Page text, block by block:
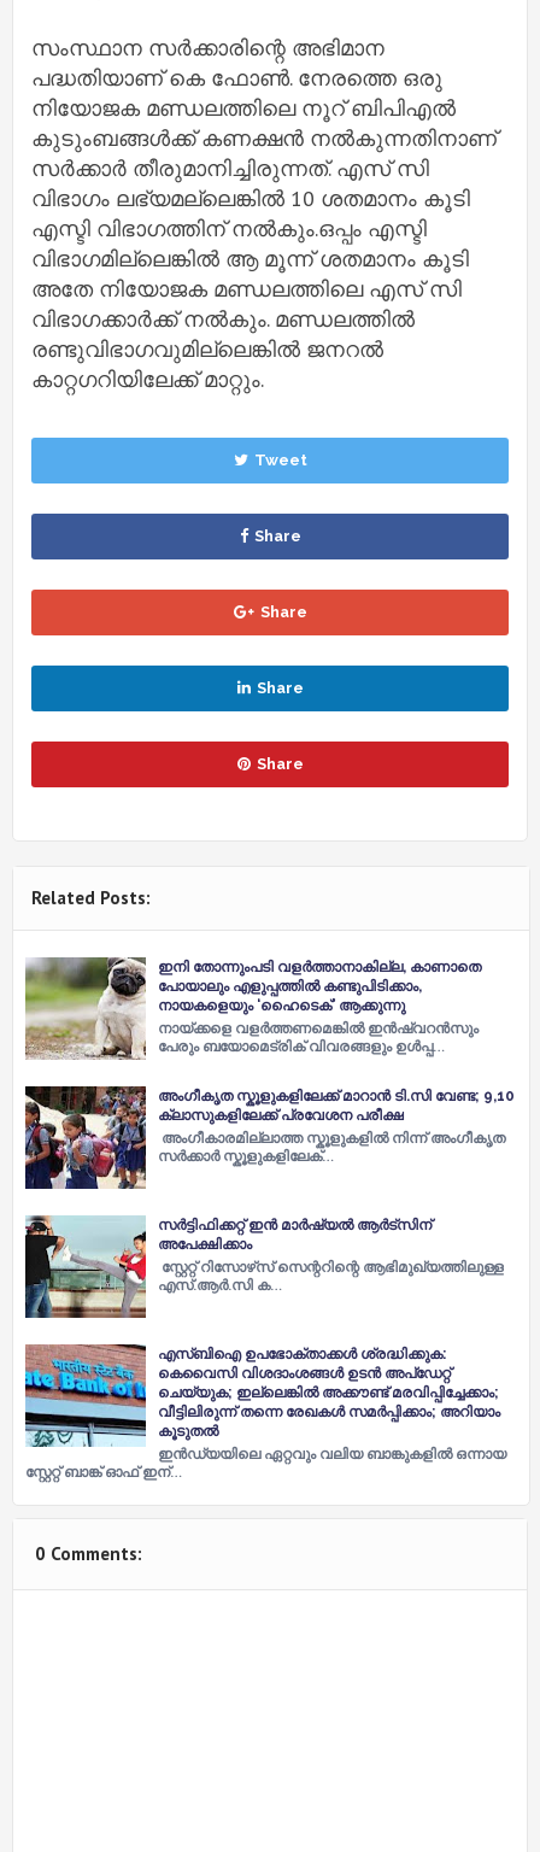
സംസ്ഥാന സര്‍ക്കാരിന്റെ അഭിമാന
പദ്ധതിയാണ് കെ ഫോണ്‍. നേരത്തെ ഒരു
നിയോജക മണ്ഡലത്തിലെ നൂറ് ബിപിഎല്‍
കുടുംബങ്ങള്‍ക്ക് കണക്ഷന്‍ നല്‍കുന്നതിനാണ്
സര്‍ക്കാര്‍ തീരുമാനിച്ചിരുന്നത്. എസ് സി
വിഭാഗം ലഭ്യമല്ലെങ്കില്‍ 10 ശതമാനം കൂടി
എസ്ടി വിഭാഗത്തിന് നല്‍കും.ഒപ്പം എസ്ടി
വിഭാഗമില്ലെങ്കില്‍ ആ മൂന്ന് ശതമാനം കൂടി
അതേ നിയോജക മണ്ഡലത്തിലെ എസ് സി
വിഭാഗക്കാര്‍ക്ക് നല്‍കും. മണ്ഡലത്തില്‍
രണ്ടുവിഭാഗവുമില്ലെങ്കില്‍ ജനറല്‍
കാറ്റഗറിയിലേക്ക് മാറ്റും.
Tweet
Share
Share
Share
Share
Related Posts:
ഇനി തോന്നുംപടി വളർത്താനാകില്ല, കാണാതെ
പോയാലും എളുപ്പത്തിൽ കണ്ടുപിടിക്കാം,
നായകളെയും ‘ഹെെടെക്’ ആക്കുന്നു
നായ്ക്കളെ വളർത്തണമെങ്കിൽ ഇൻഷ്വറൻസും
പേരും ബയോമെട്രിക് വിവരങ്ങളും ഉൾപ്പ…
അംഗീകൃത സ്കൂളുകളിലേക്ക് മാറാൻ ടി.സി വേണ്ട; 9,10
ക്ലാസുകളിലേക്ക് പ്രവേശന പരീക്ഷ
അംഗീകാരമില്ലാത്ത സ്കൂളുകളിൽ നിന്ന് അംഗീകൃത
സർക്കാർ സ്കൂളുകളിലേക്…
സര്‍ട്ടിഫിക്കറ്റ് ഇന്‍ മാര്‍ഷ്യല്‍ ആര്‍ട്‌സിന്
അപേക്ഷിക്കാം
സ്റ്റേറ്റ് റിസോഴ്‌സ് സെന്ററിന്റെ ആഭിമുഖ്യത്തിലുള്ള
എസ്.ആര്‍.സി ക…
എസ്ബിഐ ഉപഭോക്താക്കള്‍ ശ്രദ്ധിക്കുക:
കെവൈസി വിശദാംശങ്ങള്‍ ഉടന്‍ അപ്‌ഡേറ്റ്
ചെയ്യുക; ഇല്ലെങ്കില്‍ അക്കൗണ്ട് മരവിപ്പിച്ചേക്കാം;
വീട്ടിലിരുന്ന് തന്നെ രേഖകള്‍ സമര്‍പ്പിക്കാം; അറിയാം
കൂടുതല്‍
ഇന്‍ഡ്യയിലെ ഏറ്റവും വലിയ ബാങ്കുകളില്‍ ഒന്നായ
സ്റ്റേറ്റ് ബാങ്ക് ഓഫ് ഇന്…
0 Comments: